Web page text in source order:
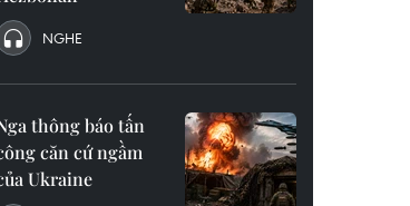
NGHE
thông báo tấn
căn cứ ngầm
Ukraine